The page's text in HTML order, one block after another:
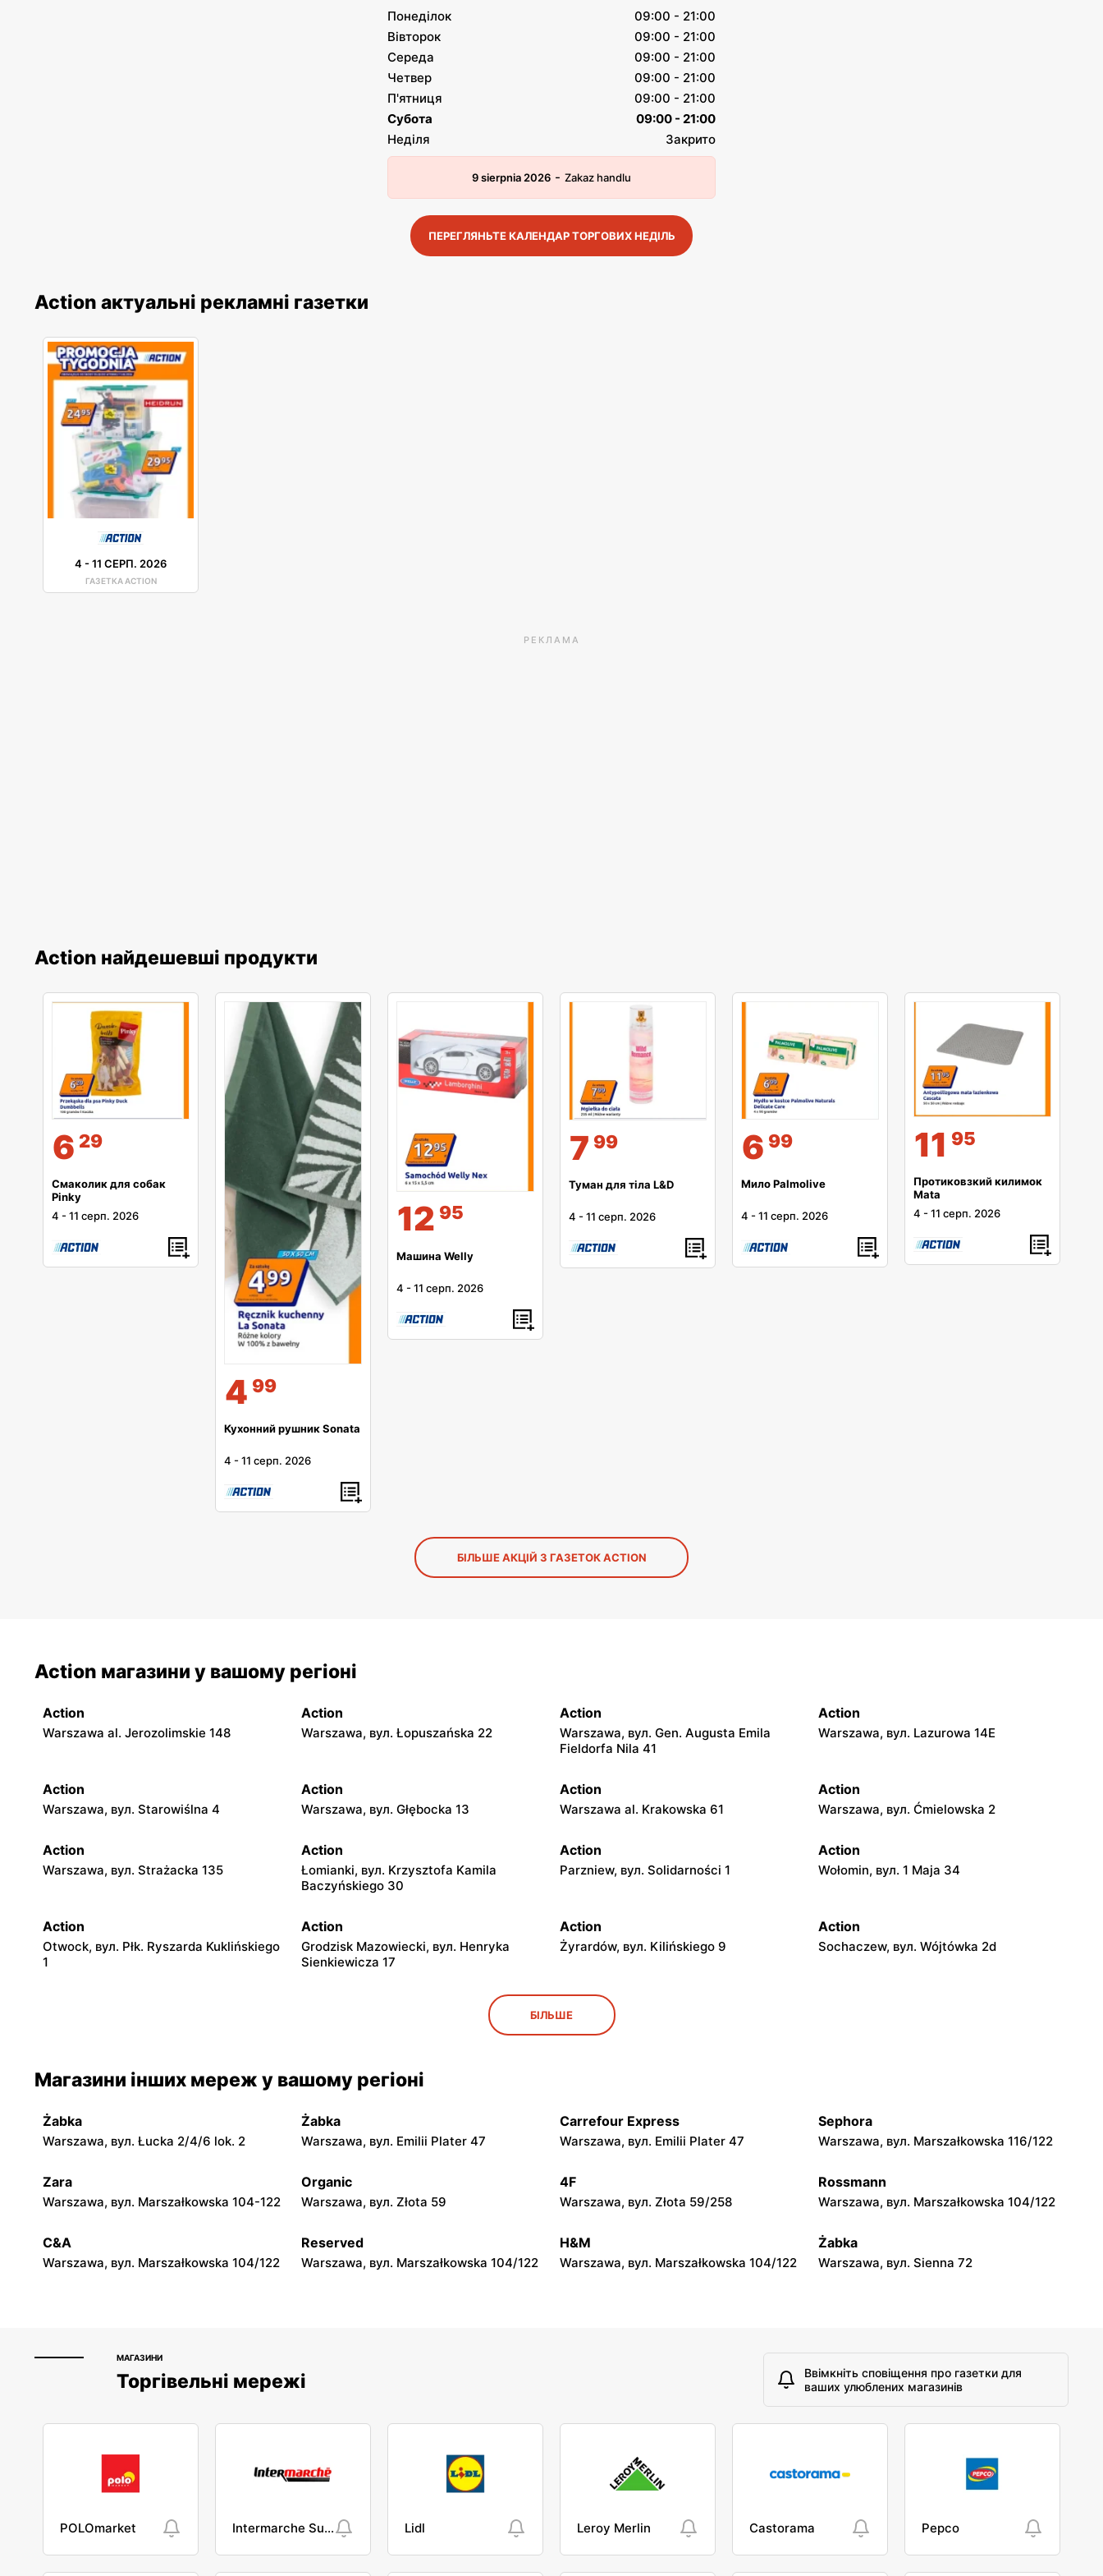
Понеділок
09:00 - 21:00
Вівторок
09:00 - 21:00
Середа
09:00 - 21:00
Четвер
09:00 - 21:00
П'ятниця
09:00 - 21:00
Субота
09:00 - 21:00
Неділя
Закрито
9 sierpnia 2026 - Zakaz handlu
ПЕРЕГЛЯНЬТЕ КАЛЕНДАР ТОРГОВИХ НЕДІЛЬ
Action актуальні рекламні газетки
4 -11 СЕРП. 2026
ГАЗЕТКА ACTION
РЕКЛАМА
Action найдешевші продукти
6 29
Смаколик для собак
Pinky
4 -11 серп. 2026
4 99
Кухонний рушник Sonata
4 -11 серп. 2026
12 95
Машина Welly
4 -11 серп. 2026
7 99
Туман для тіла L&D
4 -11 серп. 2026
6 99
Мило Palmolive
4 -11 серп. 2026
11 95
Протиковзкий килимок
Mata
4 -11 серп. 2026
БІЛЬШЕ АКЦІЙ З ГАЗЕТОК ACTION
Action магазини у вашому регіоні
Action
Warszawa al. Jerozolimskie 148
Action
Warszawa, вул. Łopuszańska 22
Action
Warszawa, вул. Gen. Augusta Emila
Fieldorfa Nila 41
Action
Warszawa, вул. Lazurowa 14E
Action
Warszawa, вул. Starowiślna 4
Action
Warszawa, вул. Głębocka 13
Action
Warszawa al. Krakowska 61
Action
Warszawa, вул. Ćmielowska 2
Action
Warszawa, вул. Strażacka 135
Action
Łomianki, вул. Krzysztofa Kamila
Baczyńskiego 30
Action
Parzniew, вул. Solidarności 1
Action
Wołomin, вул. 1 Maja 34
Action
Otwock, вул. Płk. Ryszarda Kuklińskiego
1
Action
Grodzisk Mazowiecki, вул. Henryka
Sienkiewicza 17
Action
Żyrardów, вул. Kilińskiego 9
Action
Sochaczew, вул. Wójtówka 2d
Pułtusk, вул. Ignacego Daszyńskiego 11
Rawa Mazowiecka, вул. Władysława
Władysławowo, вул. Ciechanowska 65
Action
Piłsudskiego 91
Action
6
Action
63
Action
Radom al. Wojska Polskiego 10 Łuków, вул. Siedlecka 15/B
Tomaszów Mazowiecki, вул.
Warszawska 1
Mława, вул. Henryka Sienkiewicza 70
БІЛЬШЕ
Магазини інших мереж у вашому регіоні
Żabka
Warszawa, вул. Łucka 2/4/6 lok. 2
Żabka
Warszawa, вул. Emilii Plater 47
Carrefour Express
Warszawa, вул. Emilii Plater 47
Sephora
Warszawa, вул. Marszałkowska 116/122
Zara
Warszawa, вул. Marszałkowska 104-122
Organic
Warszawa, вул. Złota 59
4F
Warszawa, вул. Złota 59/258
Rossmann
Warszawa, вул. Marszałkowska 104/122
C&A
Warszawa, вул. Marszałkowska 104/122
Reserved
Warszawa, вул. Marszałkowska 104/122
H&M
Warszawa, вул. Marszałkowska 104/122
Żabka
Warszawa, вул. Sienna 72
МАГАЗИНИ
Торгівельні мережі
Ввімкніть сповіщення про газетки для
ваших улюблених магазинів
POLOmarket Intermarche Super Lidl Leroy Merlin Castorama Pepco